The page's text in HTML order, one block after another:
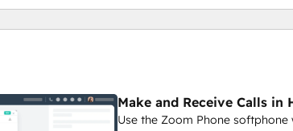
Make and Receive Calls in
Use the Zoom Phone